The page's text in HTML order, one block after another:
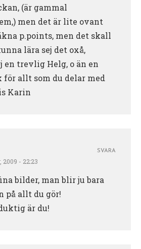
(är gammal
men det är lite ovant
p.points, men det skall
lära sej det oxå,
en trevlig Helg, o än en
för allt som du delar med
Karin
2009 - 22:23
bilder, man blir ju bara
på allt du gör!
är du!
SVARA